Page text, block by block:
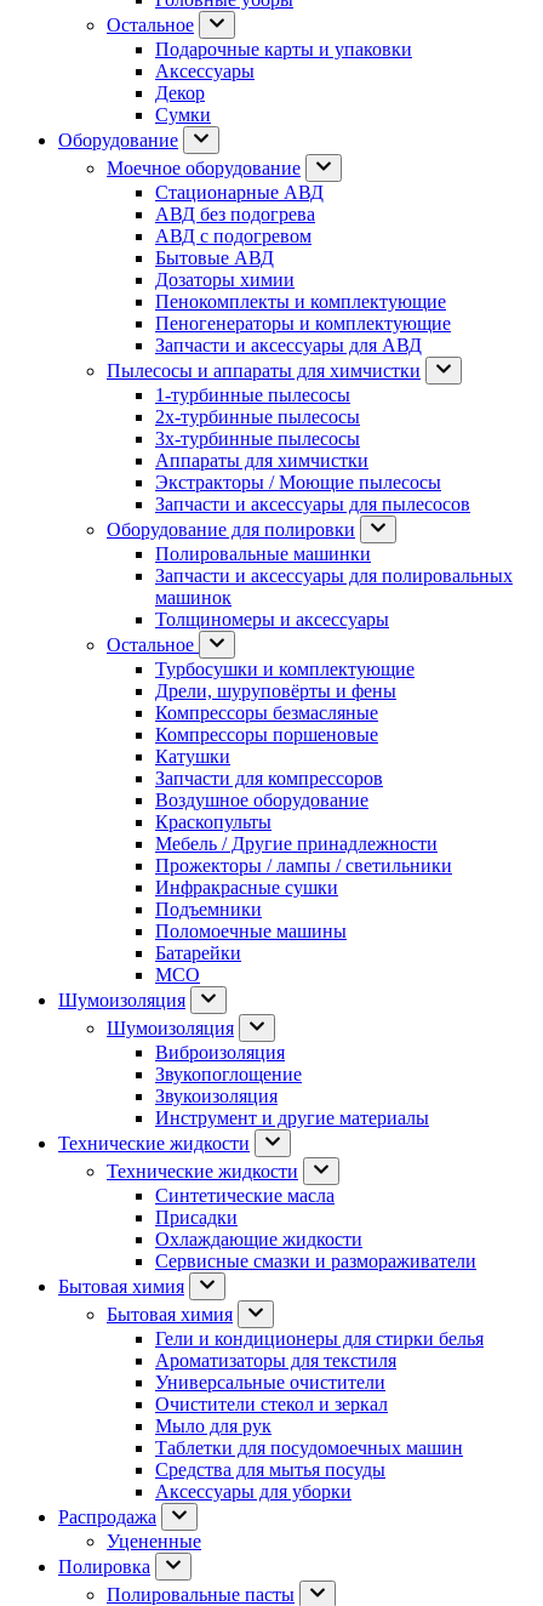
Остальное
Подарочные карты и упаковки
Аксессуары
Декор
Сумки
Оборудование
Моечное оборудование
Стационарные АВД
АВД без подогрева
АВД с подогревом
Бытовые АВД
Дозаторы химии
Пенокомплекты и комплектующие
Пеногенераторы и комплектующие
Запчасти и аксессуары для АВД
Пылесосы и аппараты для химчистки
1-турбинные пылесосы
2х-турбинные пылесосы
3х-турбинные пылесосы
Аппараты для химчистки
Экстракторы / Моющие пылесосы
Запчасти и аксессуары для пылесосов
Оборудование для полировки
Полировальные машинки
Запчасти и аксессуары для полировальных
машинок
Толщиномеры и аксессуары
Остальное
Турбосушки и комплектующие
Дрели, шуруповёрты и фены
Компрессоры безмасляные
Компрессоры поршеновые
Катушки
Запчасти для компрессоров
Воздушное оборудование
Краскопульты
Мебель / Другие принадлежности
Прожекторы / лампы / светильники
Инфракрасные сушки
Подъемники
Поломоечные машины
Батарейки
МСО
Шумоизоляция
Шумоизоляция
Виброизоляция
Звукопоглощение
Звукоизоляция
Инструмент и другие материалы
Технические жидкости
Технические жидкости
Синтетические масла
Присадки
Охлаждающие жидкости
Сервисные смазки и размораживатели
Бытовая химия
Бытовая химия
Гели и кондиционеры для стирки белья
Ароматизаторы для текстиля
Универсальные очистители
Очистители стекол и зеркал
Мыло для рук
Таблетки для посудомоечных машин
Средства для мытья посуды
Аксессуары для уборки
Распродажа
Уцененные
Полировка
Полировальные пасты